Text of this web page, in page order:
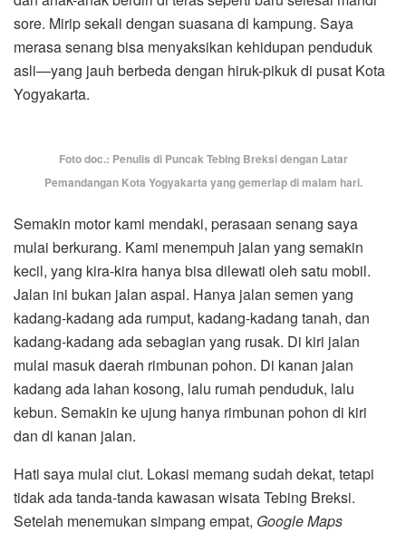
sore. Mirip sekali dengan suasana di kampung. Saya
merasa senang bisa menyaksikan kehidupan penduduk
asli—yang jauh berbeda dengan hiruk-pikuk di pusat Kota
Yogyakarta.
Foto doc.: Penulis di Puncak Tebing Breksi dengan Latar
Pemandangan Kota Yogyakarta yang gemerlap di malam hari.
Semakin motor kami mendaki, perasaan senang saya
mulai berkurang. Kami menempuh jalan yang semakin
kecil, yang kira-kira hanya bisa dilewati oleh satu mobil.
Jalan ini bukan jalan aspal. Hanya jalan semen yang
kadang-kadang ada rumput, kadang-kadang tanah, dan
kadang-kadang ada sebagian yang rusak. Di kiri jalan
mulai masuk daerah rimbunan pohon. Di kanan jalan
kadang ada lahan kosong, lalu rumah penduduk, lalu
kebun. Semakin ke ujung hanya rimbunan pohon di kiri
dan di kanan jalan.
Hati saya mulai ciut. Lokasi memang sudah dekat, tetapi
tidak ada tanda-tanda kawasan wisata Tebing Breksi.
Setelah menemukan simpang empat, Google Maps